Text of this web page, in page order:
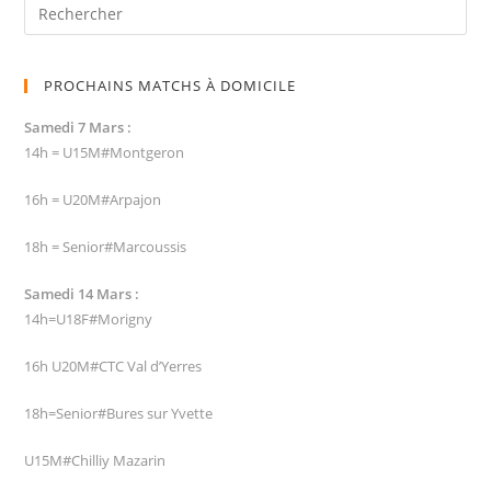
PROCHAINS MATCHS À DOMICILE
Samedi 7 Mars :
14h = U15M#Montgeron
16h = U20M#Arpajon
18h = Senior#Marcoussis
Samedi 14 Mars :
14h=U18F#Morigny
16h U20M#CTC Val d’Yerres
18h=Senior#Bures sur Yvette
U15M#Chilliy Mazarin